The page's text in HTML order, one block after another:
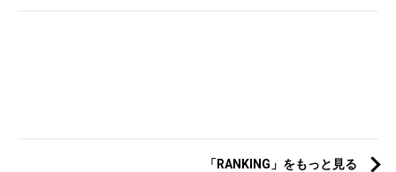
「RANKING」をもっと見る